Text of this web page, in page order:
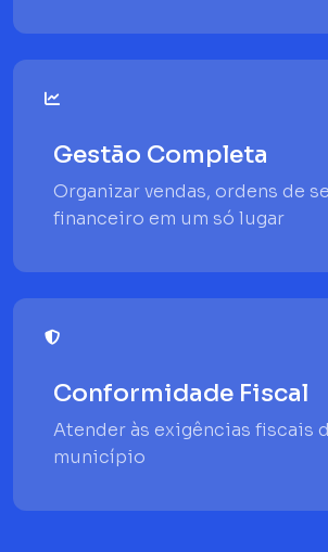
Gestão Completa
Organizar vendas, ordens de
financeiro em um só lugar
Conformidade Fiscal
Atender às exigências fiscais
município